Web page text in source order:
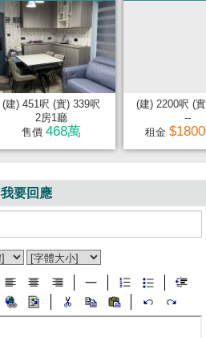
(建) 451呎 (實) 339呎
2房1廳
售價 468萬
(建) 2200呎 (
--
租金
我要回應